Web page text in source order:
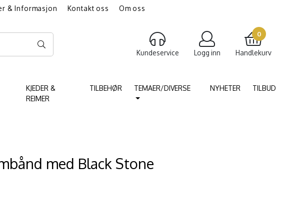
& Informasjon Kontakt oss
Om oss
Kundeservice Logg inn
0
Handlekurv
KJEDER &
REIMER
TILBEHØR TEMAER/DIVERSE NYHETER TILBUD
med Black Stone